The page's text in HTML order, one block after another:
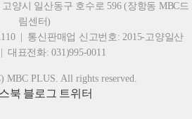
양시 일산동구 호수로 596 (장항동 MBC드
림센터)
| 통신판매업 신고번호: 2015-고양일산
대표전화: 031)995-0011
MBC PLUS. All rights reserved.
북 블로그 트위터